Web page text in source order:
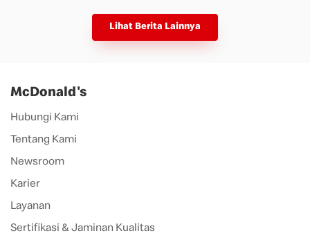
Lihat Berita Lainnya
McDonald's
Hubungi Kami
Tentang Kami
Newsroom
Karier
Layanan
Sertifikasi & Jaminan Kualitas